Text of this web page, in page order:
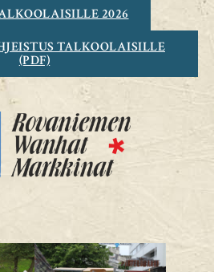
2026
TALKOOLAISILLE
(PDF)